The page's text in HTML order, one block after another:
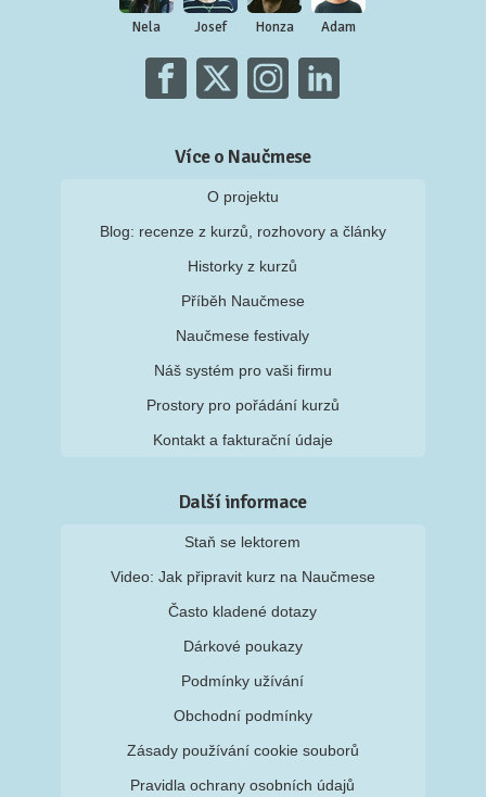
Nela Josef Honza Adam
Více o Naučmese
O projektu
Blog: recenze z kurzů, rozhovory a články
Historky z kurzů
Příběh Naučmese
Naučmese festivaly
Náš systém pro vaši firmu
Prostory pro pořádání kurzů
Kontakt a fakturační údaje
Další informace
Staň se lektorem
Video: Jak připravit kurz na Naučmese
Často kladené dotazy
Dárkové poukazy
Podmínky užívání
Obchodní podmínky
Zásady používání cookie souborů
Pravidla ochrany osobních údajů